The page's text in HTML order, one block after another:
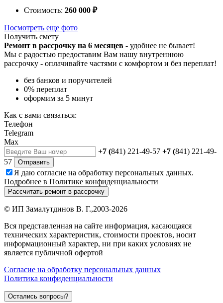
Стоимость: 260 000 ₽
Посмотреть еще фото
Получить смету
Ремонт в рассрочку на 6 месяцев - удобнее не бывает!
Мы с радостью предоставим Вам нашу внутреннюю
рассрочку - оплачивайте частями с комфортом и без переплат!
без банков и поручителей
0% переплат
оформим за 5 минут
Как с вами связаться:
Телефон
Telegram
Max
+7 (841) 221-49-57 +7 (841) 221-49-
57
Отправить
Я даю согласие на обработку персональных данных.
Подробнее в Политике конфиденциальности
Рассчитать ремонт в рассрочку
© ИП Замалутдинов В. Г.,2003-2026
Вся представленная на сайте информация, касающаяся
технических характеристик, стоимости проектов, носит
информационный характер, ни при каких условиях не
является публичной офертой
Согласие на обработку персональных данных
Политика конфиденциальности
Остались вопросы?